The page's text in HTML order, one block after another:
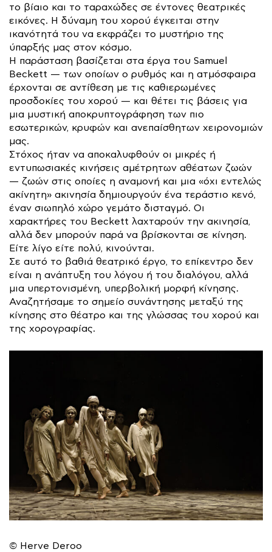
το βίαιο και το ταραχώδες σε έντονες θεατρικές
εικόνες. Η δύναμη του χορού έγκειται στην
ικανότητά του να εκφράζει το μυστήριο της
ύπαρξής μας στον κόσμο.
Η παράσταση βασίζεται στα έργα του Samuel
Beckett — των οποίων ο ρυθμός και η ατμόσφαιρα
έρχονται σε αντίθεση με τις καθιερωμένες
προσδοκίες του χορού — και θέτει τις βάσεις για
μια μυστική αποκρυπτογράφηση των πιο
εσωτερικών, κρυφών και ανεπαίσθητων χειρονομιών
μας.
Στόχος ήταν να αποκαλυφθούν οι μικρές ή
εντυπωσιακές κινήσεις αμέτρητων αθέατων ζωών
— ζωών στις οποίες η αναμονή και μια «όχι εντελώς
ακίνητη» ακινησία δημιουργούν ένα τεράστιο κενό,
έναν σιωπηλό χώρο γεμάτο δισταγμό. Οι
χαρακτήρες του Beckett λαχταρούν την ακινησία,
αλλά δεν μπορούν παρά να βρίσκονται σε κίνηση.
Είτε λίγο είτε πολύ, κινούνται.
Σε αυτό το βαθιά θεατρικό έργο, το επίκεντρο δεν
είναι η ανάπτυξη του λόγου ή του διαλόγου, αλλά
μια υπερτονισμένη, υπερβολική μορφή κίνησης.
Αναζητήσαμε το σημείο συνάντησης μεταξύ της
κίνησης στο θέατρο και της γλώσσας του χορού και
της χορογραφίας.
© Herve Deroo